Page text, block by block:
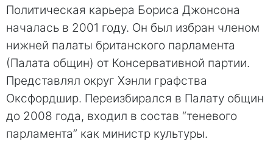
Политическая карьера Бориса Джонсона
началась в 2001 году. Он был избран членом
нижней палаты британского парламента
(Палата общин) от Консервативной партии.
Представлял округ Хэнли графства
Оксфордшир. Переизбирался в Палату общин
до 2008 года, входил в состав “теневого
парламента” как министр культуры.